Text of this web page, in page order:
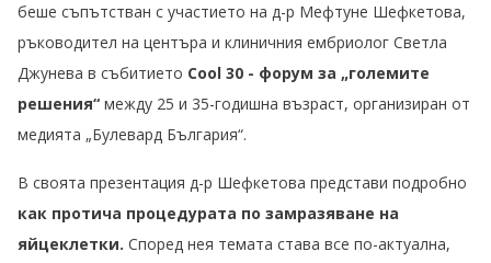
беше съпътстван с участието на д-р Мефтуне Шефкетова,
ръководител на центъра и клиничния ембриолог Светла
Джунева в събитието Cool 30 - форум за „големите
решения“ между 25 и 35-годишна възраст, организиран от
медията „Булевард България“.
В своята презентация д-р Шефкетова представи подробно
как протича процедурата по замразяване на
яйцеклетки. Според нея темата става все по-актуална,